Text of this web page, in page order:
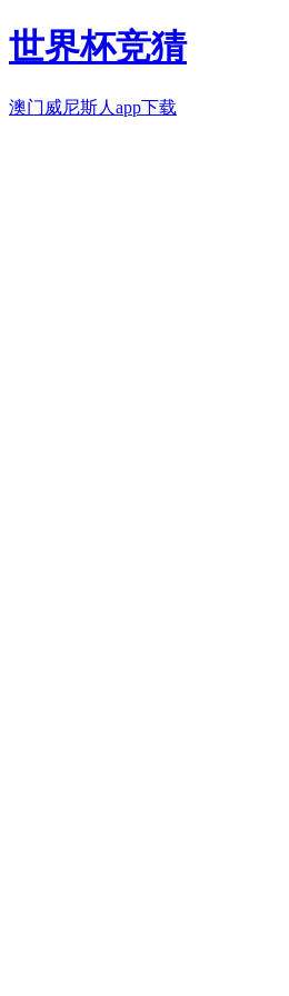
世界杯竞猜
澳门威尼斯人app下载